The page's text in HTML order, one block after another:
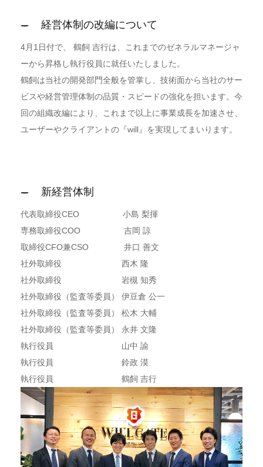
経営体制の改編について
4月1日付で、 鶴飼 吉行は、これまでのゼネラルマネージャ
ーから昇格し執行役員に就任いたしました。
鶴飼は当社の開発部門全般を管掌し、技術面から当社のサー
ビスや経営管理体制の品質・スピードの強化を担います。今
回の組織改編により、これまで以上に事業成長を加速させ、
ユーザーやクライアントの『will』を実現してまいります。
新経営体制
代表取締役CEO 小島 梨揮
専務取締役COO 吉岡 諒
取締役CFO兼CSO 井口 善文
社外取締役 西木 隆
社外取締役 岩槻 知秀
社外取締役（監査等委員） 伊豆倉 公一
社外取締役（監査等委員） 松木 大輔
社外取締役（監査等委員） 永井 文隆
執行役員 山中 諭
執行役員 鈴政 漠
執行役員 鶴飼 吉行